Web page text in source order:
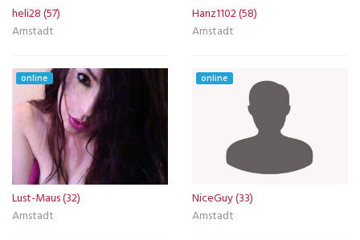
heli28 (57)
Arnstadt
Hanz1102 (58)
Arnstadt
online
Lust-Maus (32)
Arnstadt
online
NiceGuy (33)
Arnstadt